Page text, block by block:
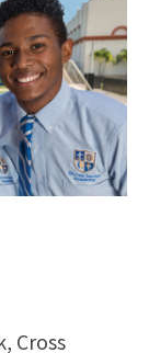
Cross